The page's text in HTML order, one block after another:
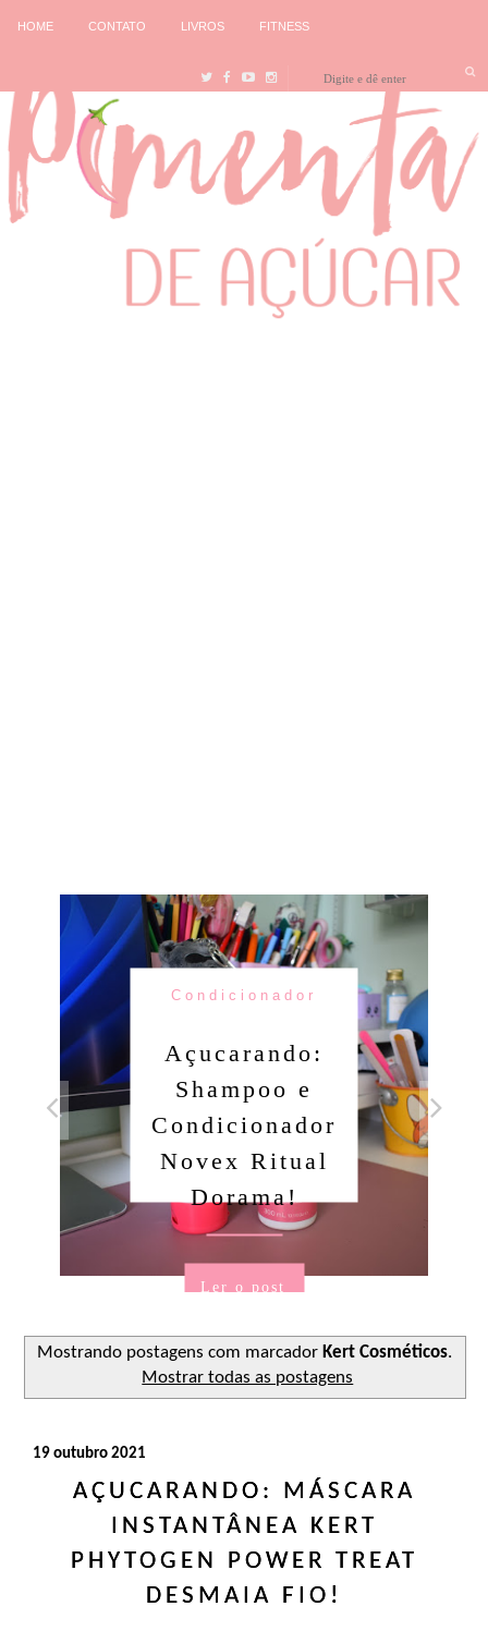
HOME CONTATO LIVROS FITNESS
Condicionador
Açucarando:
Shampoo e
Condicionador
Novex Ritual
Dorama!
Ler o post
Mostrando postagens com marcador Kert Cosméticos.
Mostrar todas as postagens
19 outubro 2021
AÇUCARANDO: MÁSCARA
INSTANTÂNEA KERT
PHYTOGEN POWER TREAT
DESMAIA FIO!